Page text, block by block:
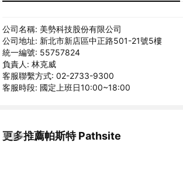
公司名稱: 美勢科技股份有限公司
公司地址: 新北市新店區中正路501-21號5樓
統一編號: 55757824
負責人: 林克威
客服聯繫方式: 02-2733-9300
客服時段: 國定上班日10:00~18:00
更多推薦帕斯特 Pathsite
看更多